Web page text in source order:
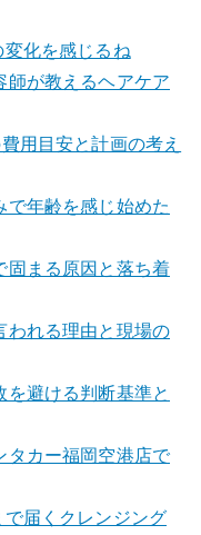
化を感じるね
師が教えるヘアケア
用目安と計画の考え
で年齢を感じ始めた
固まる原因と落ち着
われる理由と現場の
避ける判断基準と
タカー福岡空港店で
届くクレンジング